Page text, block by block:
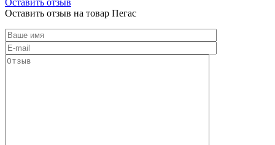
Оставить отзыв на товар Пегас